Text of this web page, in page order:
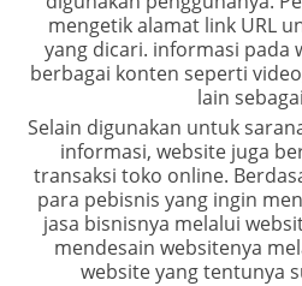
mengetik alamat link URL
yang dicari. informasi pada
berbagai konten seperti
lain
Selain digunakan untuk
informasi, website juga
transaksi toko online.
para pebisnis yang ingin
jasa bisnisnya melalui
mendesain websitenya
website yang tentunya